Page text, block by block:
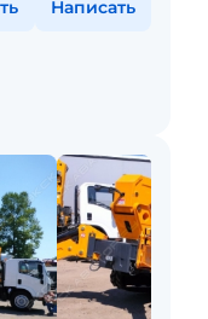
Написать